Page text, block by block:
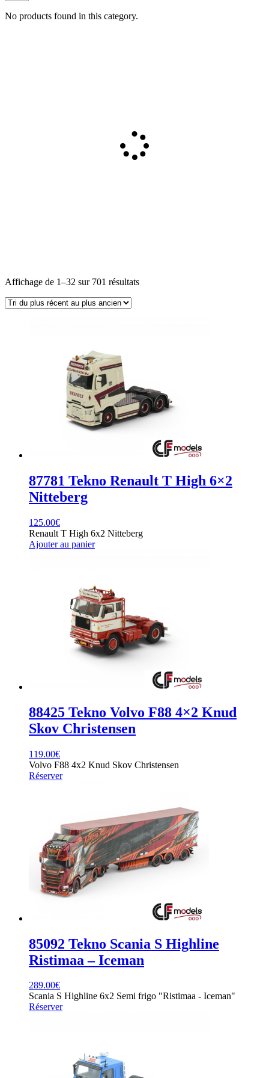
No products found in this category.
Affichage de 1–32 sur 701 résultatsTrié
87781 Tekno Renault T High 6×2
Nitteberg
125.00€
Renault T High 6x2 Nitteberg
Ajouter au panier
88425 Tekno Volvo F88 4×2 Knud
Skov Christensen
119.00€
Volvo F88 4x2 Knud Skov Christensen
Réserver
85092 Tekno Scania S Highline
Ristimaa – Iceman
289.00€
Scania S Highline 6x2 Semi frigo "Ristimaa - Iceman"
Réserver